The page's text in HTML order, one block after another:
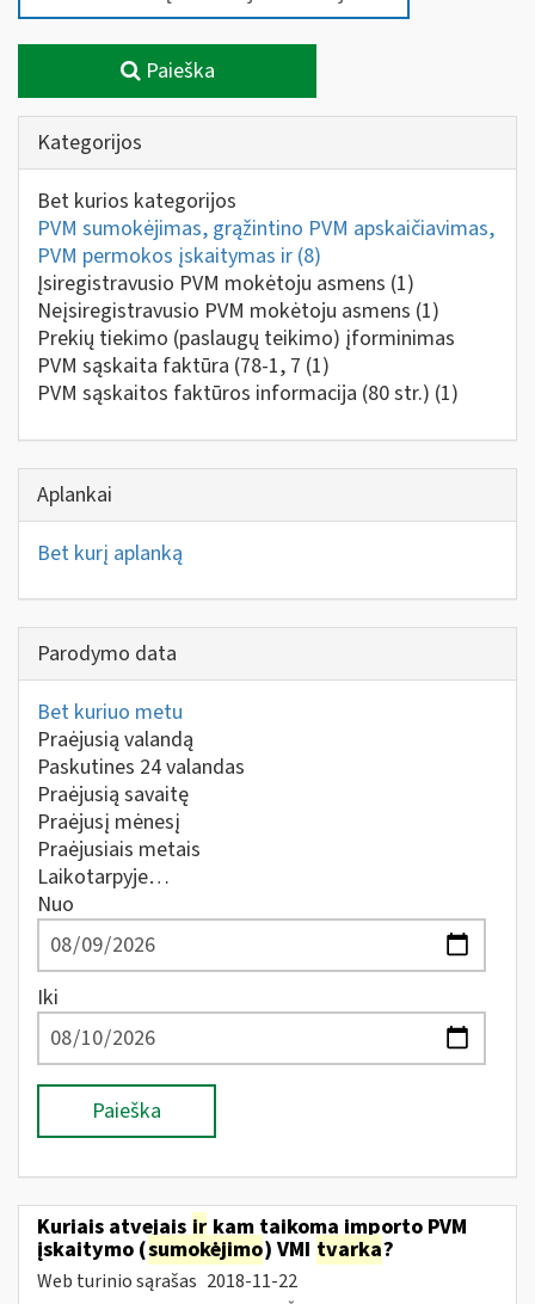
Paieška
Kategorijos
Bet kurios kategorijos
PVM sumokėjimas, grąžintino PVM apskaičiavimas,
PVM permokos įskaitymas ir (8)
Įsiregistravusio PVM mokėtoju asmens (1)
Neįsiregistravusio PVM mokėtoju asmens (1)
Prekių tiekimo (paslaugų teikimo) įforminimas
PVM sąskaita faktūra (78-1, 7 (1)
PVM sąskaitos faktūros informacija (80 str.) (1)
Aplankai
Bet kurį aplanką
Parodymo data
Bet kuriuo metu
Praėjusią valandą
Paskutines 24 valandas
Praėjusią savaitę
Praėjusį mėnesį
Praėjusiais metais
Laikotarpyje…
Nuo
Iki
Paieška
Kuriais atvejais ir kam taikoma importo PVM
įskaitymo (sumokėjimo) VMI tvarka?
Web turinio sąrašas 2018-11-22